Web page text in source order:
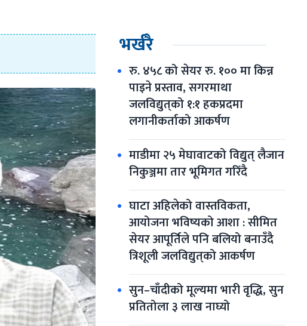
भर्खरै
रु. ४५८ को सेयर रु. १०० मा किन्न
पाइने प्रस्ताव, सगरमाथा
जलविद्युत्‌को १:१ हकप्रदमा
लगानीकर्ताको आकर्षण
माडीमा २५ मेघावाटको विद्युत् लैजान
निकुञ्जमा तार भूमिगत गरिँदै
घाटा अहिलेको वास्तविकता,
आयोजना भविष्यको आशा : सीमित
सेयर आपूर्तिले पनि बलियो बनाउँदै
त्रिशूली जलविद्युत्‌को आकर्षण
सुन–चाँदीको मूल्यमा भारी वृद्धि, सुन
प्रतितोला ३ लाख नाघ्यो